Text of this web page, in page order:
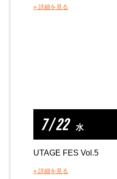
» 詳細を見る
7 / 22 水
UTAGE FES Vol.5
» 詳細を見る